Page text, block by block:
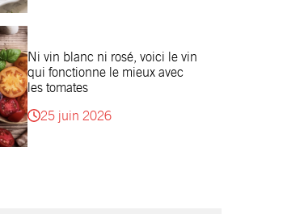
Ni vin blanc ni rosé, voici le vin
qui fonctionne le mieux avec
les tomates
25 juin 2026